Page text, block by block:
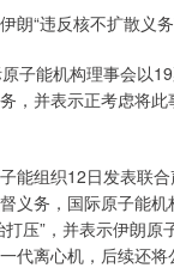
“违反核不扩散义
能机构理事会以19
，并表示正考虑将
组织12日发表联合
义务，国际原子能
压”，并表示伊朗
代离心机，后续还将